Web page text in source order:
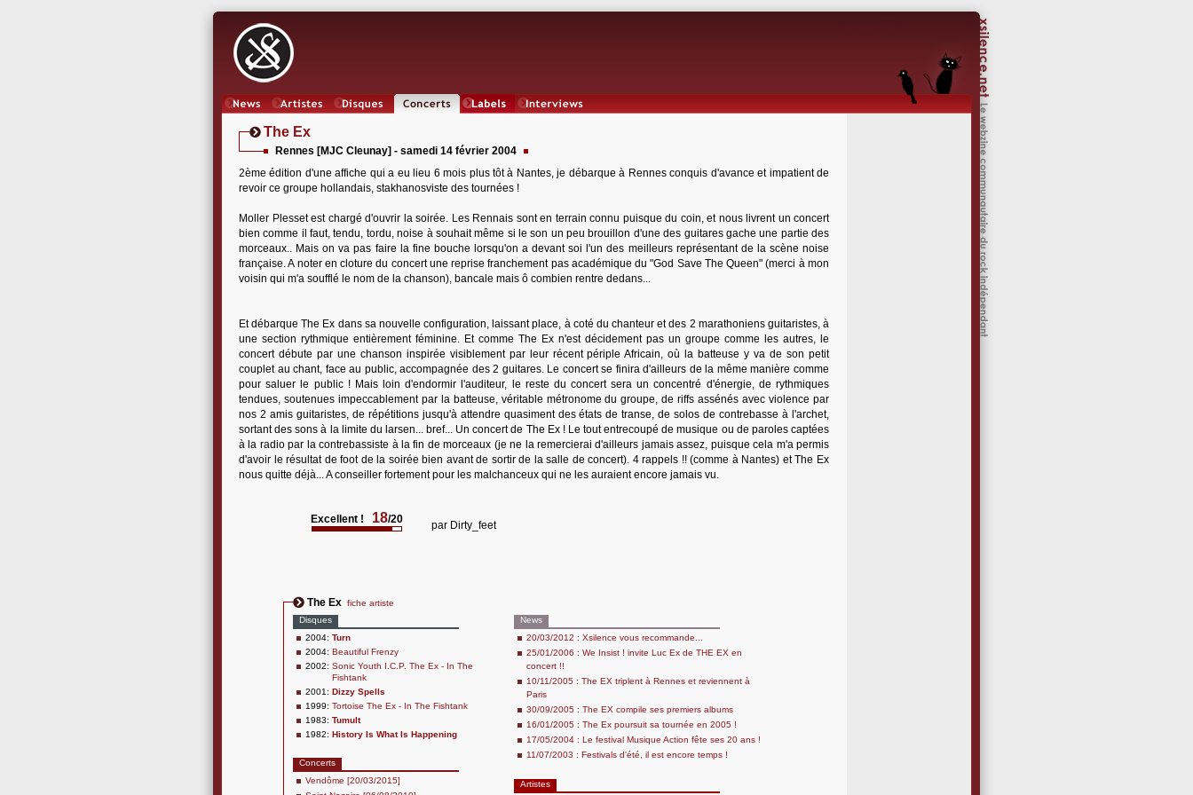
The Ex
Rennes [MJC Cleunay] - samedi 14 février 2004
2ème édition d'une affiche qui a eu lieu 6 mois plus tôt à Nantes, je débarque à Rennes conquis d'avance et impatient de
revoir ce groupe hollandais, stakhanosviste des tournées !
Moller Plesset est chargé d'ouvrir la soirée. Les Rennais sont en terrain connu puisque du coin, et nous livrent un concert
bien comme il faut, tendu, tordu, noise à souhait même si le son un peu brouillon d'une des guitares gache une partie des
morceaux.. Mais on va pas faire la fine bouche lorsqu'on a devant soi l'un des meilleurs représentant de la scène noise
française. A noter en cloture du concert une reprise franchement pas académique du "God Save The Queen" (merci à mon
voisin qui m'a soufflé le nom de la chanson), bancale mais ô combien rentre dedans...
Et débarque The Ex dans sa nouvelle configuration, laissant place, à coté du chanteur et des 2 marathoniens guitaristes, à
une section rythmique entièrement féminine. Et comme The Ex n'est décidement pas un groupe comme les autres, le
concert débute par une chanson inspirée visiblement par leur récent périple Africain, où la batteuse y va de son petit
couplet au chant, face au public, accompagnée des 2 guitares. Le concert se finira d'ailleurs de la même manière comme
pour saluer le public ! Mais loin d'endormir l'auditeur, le reste du concert sera un concentré d'énergie, de rythmiques
tendues, soutenues impeccablement par la batteuse, véritable métronome du groupe, de riffs assénés avec violence par
nos 2 amis guitaristes, de répétitions jusqu'à attendre quasiment des états de transe, de solos de contrebasse à l'archet,
sortant des sons à la limite du larsen... bref... Un concert de The Ex ! Le tout entrecoupé de musique ou de paroles captées
à la radio par la contrebassiste à la fin de morceaux (je ne la remercierai d'ailleurs jamais assez, puisque cela m'a permis
d'avoir le résultat de foot de la soirée bien avant de sortir de la salle de concert). 4 rappels !! (comme à Nantes) et The Ex
nous quitte déjà... A conseiller fortement pour les malchanceux qui ne les auraient encore jamais vu.
Excellent ! 18/20 par Dirty_feet
The Ex fiche artiste
Disques
2004: Turn
2004: Beautiful Frenzy
2002: Sonic Youth I.C.P. The Ex - In The
Fishtank
2001: Dizzy Spells
1999: Tortoise The Ex - In The Fishtank
1983: Tumult
1982: History Is What Is Happening
Concerts
Vendôme [20/03/2015]
News
20/03/2012 : Xsilence vous recommande...
25/01/2006 : We Insist ! invite Luc Ex de THE EX en
concert !!
10/11/2005 : The EX triplent à Rennes et reviennent à
Paris
30/09/2005 : The EX compile ses premiers albums
16/01/2005 : The Ex poursuit sa tournée en 2005 !
17/05/2004 : Le festival Musique Action fête ses 20 ans !
11/07/2003 : Festivals d'été, il est encore temps !
Artistes